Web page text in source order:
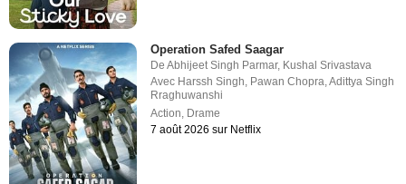
Operation Safed Saagar
DeAbhijeet Singh Parmar, Kushal Srivastava
Avec Harssh Singh Pawan Chopra ,Adittya Singh
Rraghuwanshi
Action Drame
7 août 2026 sur Netflix